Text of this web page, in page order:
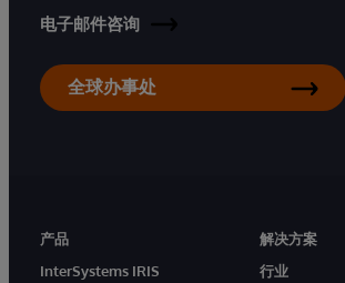
电子邮件咨询
全球办事处
产品
InterSystems IRIS
解决方案
行业